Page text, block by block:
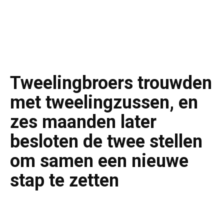
Tweelingbroers trouwden
met tweelingzussen, en
zes maanden later
besloten de twee stellen
om samen een nieuwe
stap te zetten